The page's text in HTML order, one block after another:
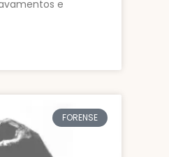
e
FORENSE